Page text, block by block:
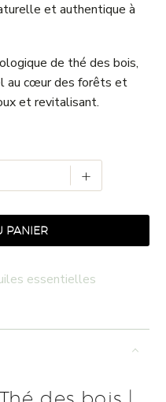
et authentique à
de thé des bois,
au cœur des forêts et
et revitalisant.
+
PANIER
essentielles